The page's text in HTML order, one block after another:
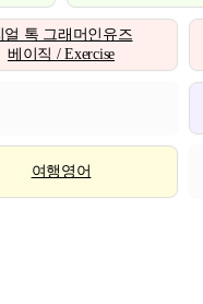
얼 톡 그래머인유즈
베이직 / Exercise
여행영어